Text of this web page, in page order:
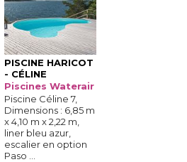
PISCINE HARICOT
- CÉLINE
Piscines Waterair
Piscine Céline 7,
Dimensions : 6,85 m
x 4,10 m x 2,22 m,
liner bleu azur,
escalier en option
Paso ...